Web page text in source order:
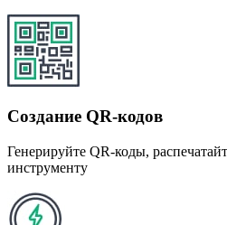
Создание QR-кодов
Генерируйте QR-коды,
инструменту